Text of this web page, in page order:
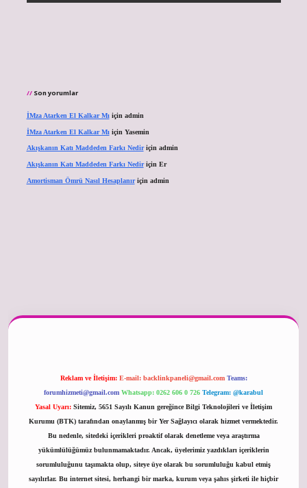
Son yorumlar
İMza Atarken El Kalkar Mıiçin admin
İMza Atarken El Kalkar Mıiçin Yasemin
Akışkanın Katı Maddeden Farkı Nediriçin admin
Akışkanın Katı Maddeden Farkı Nediriçin Er
Amortisman Ömrü Nasıl Hesaplanıriçin admin
Reklam ve İletişim: E-mail: backlinkpaneli@gmail.com Teams:
forumhizmeti@gmail.com Whatsapp: 0262 606 0 726 Telegram: @karabul
Yasal Uyarı: Sitemiz, 5651 Sayılı Kanun gereğince Bilgi Teknolojileri ve İletişim
Kurumu (BTK) tarafından onaylanmış bir Yer Sağlayıcı olarak hizmet vermektedir.
Bu nedenle, sitedeki içerikleri proaktif olarak denetleme veya araştırma
yükümlülüğümüz bulunmamaktadır. Ancak, üyelerimiz yazdıkları içeriklerin
sorumluluğunu taşımakta olup, siteye üye olarak bu sorumluluğu kabul etmiş
sayılırlar. Bu internet sitesi, herhangi bir marka, kurum veya şahıs şirketi ile hiçbir